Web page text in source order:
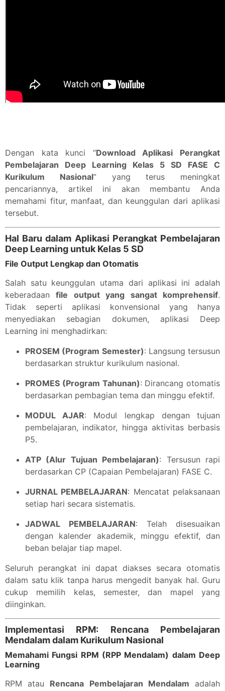
Dengan kata kunci “Download Aplikasi Perangkat
Pembelajaran Deep Learning Kelas 5 SD FASE C
Kurikulum Nasional” yang terus meningkat
pencariannya, artikel ini akan membantu Anda
memahami fitur, manfaat, dan keunggulan dari aplikasi
tersebut.
Hal Baru dalam Aplikasi Perangkat Pembelajaran
Deep Learning untuk Kelas 5 SD
File Output Lengkap dan Otomatis
Salah satu keunggulan utama dari aplikasi ini adalah
keberadaanfile output yang sangat komprehensif.
Tidak seperti aplikasi konvensional yang hanya
menyediakan sebagian dokumen, aplikasi Deep
Learning ini menghadirkan:
PROSEM (Program Semester): Langsung tersusun
berdasarkan struktur kurikulum nasional.
PROMES (Program Tahunan): Dirancang otomatis
berdasarkan pembagian tema dan minggu efektif.
MODUL AJAR: Modul lengkap dengan tujuan
pembelajaran, indikator, hingga aktivitas berbasis
P5.
ATP (Alur Tujuan Pembelajaran): Tersusun rapi
berdasarkan CP (Capaian Pembelajaran) FASE C.
JURNAL PEMBELAJARAN: Mencatat pelaksanaan
setiap hari secara sistematis.
JADWAL PEMBELAJARAN: Telah disesuaikan
dengan kalender akademik, minggu efektif, dan
beban belajar tiap mapel.
Seluruh perangkat ini dapat diakses secara otomatis
dalam satu klik tanpa harus mengedit banyak hal. Guru
cukup memilih kelas, semester, dan mapel yang
diinginkan.
Implementasi RPM: Rencana Pembelajaran
Mendalam dalam Kurikulum Nasional
Memahami Fungsi RPM (RPP Mendalam) dalam Deep
Learning
RPM atau Rencana Pembelajaran Mendalam adalah